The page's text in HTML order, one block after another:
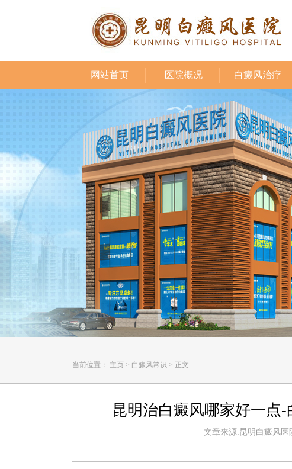
网站首页 医院概况 白癜风治疗
当前位置： 主页 > 白癜风常识 > 正文
昆明治白癜风哪家好一点
文章来源:昆明白癜风医